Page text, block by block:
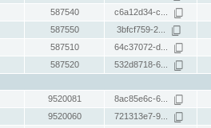
587540 c6a12d34-c...
587550 3bfcf759-2...
587510 64c37072-d...
587520 532d8718-6...
9520081 8ac85e6c-6...
9520060 721313e7-9...